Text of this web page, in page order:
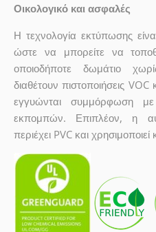
Οικολογικό και ασφαλές
Η τεχνολογία εκτύπωσης
ώστε να μπορείτε να
οποιοδήποτε δωμάτιο
διαθέτουν πιστοποιήσεις
εγγυώνται συμμόρφωση
εκπομπών. Επιπλέον, η
περιέχει PVC και